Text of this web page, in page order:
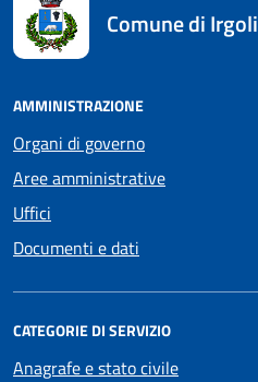
Comune di Irgoli
AMMINISTRAZIONE
Organi di governo
Aree amministrative
Uffici
Documenti e dati
CATEGORIE DI SERVIZIO
Anagrafe e stato civile